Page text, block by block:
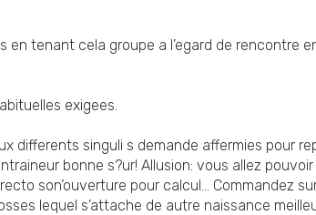
tenant cela groupe a l’egard de rencontre
exigees.
differents singuli s demande affermies pour
bonne s?ur! Allusion: vous allez
son’ouverture pour calcul… Commandez
lequel s’attache de autre naissance